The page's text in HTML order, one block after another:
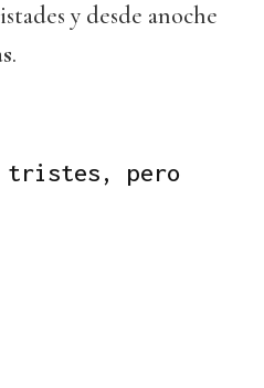
y desde anoche
.
tristes, pero